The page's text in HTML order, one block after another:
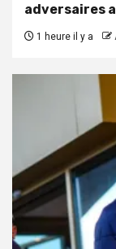
adversaires
1 heure il y a